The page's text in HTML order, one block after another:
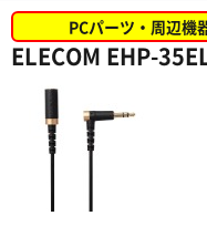
PCパーツ・周辺機
ELECOM EHP-